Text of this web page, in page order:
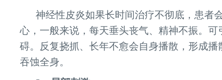
神经性皮炎如果长时间治疗不彻底，患者
心，一般来说，每天垂头丧气、精神不振。可
碍。反复挠抓、长年不愈会自身播散，形成播
吞蚀全身。